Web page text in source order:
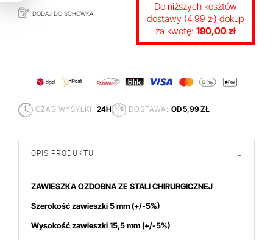
DODAJ DO SCHOWKA
Do niższych kosztów
dostawy (4,99 zł) dokup
za kwotę: 190,00 zł
CZAS WYSYŁKI: 24H DOSTAWA: OD 5,99 ZŁ
OPIS PRODUKTU -
ZAWIESZKA OZDOBNA ZE STALI CHIRURGICZNEJ
Szerokość zawieszki 5 mm (+/-5%)
Wysokość zawieszki 15,5 mm (+/-5%)